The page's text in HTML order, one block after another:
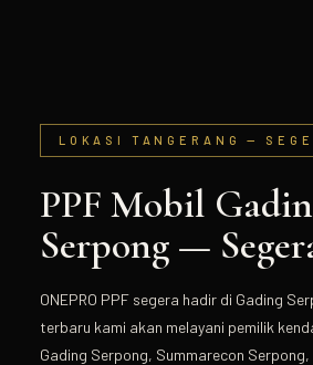
LOKASI TANGERANG —
PPF Mobil
Serpong —
ONEPRO PPF segera hadir di Gading
terbaru kami akan melayani pemilik
Gading Serpong, Summarecon